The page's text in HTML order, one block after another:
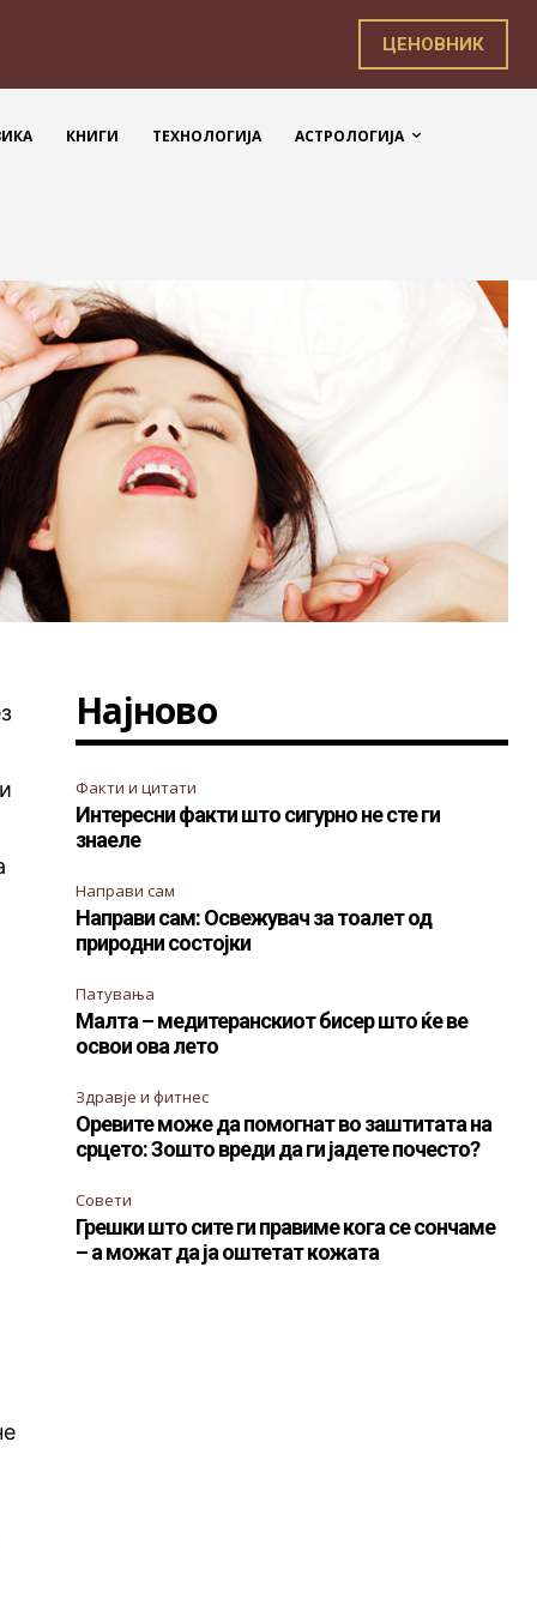
ЦЕНОВНИК
КНИГИ ТЕХНОЛОГИЈА АСТРОЛОГИЈА
Најново
Факти и цитати
Интересни факти што сигурно не сте ги
знаеле
Направи сам
Направи сам: Освежувач за тоалет од
природни состојки
Патувања
Малта – медитеранскиот бисер што ќе ве
освои ова лето
Здравје и фитнес
Оревите може да помогнат во заштитата на
срцето: Зошто вреди да ги јадете почесто?
Совети
Грешки што сите ги правиме кога се сончаме
– а можат да ја оштетат кожата